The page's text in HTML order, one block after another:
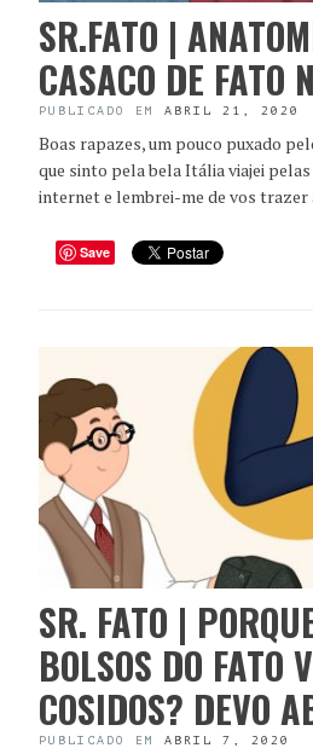
SR.FATO |
CASACO DE FATO
PUBLICADO EM ABRIL 21, 2020
Boas rapazes, um pouco puxado
que sinto pela bela Itália viajei
internet e lembrei-me de vos
Save
SR. FATO |
BOLSOS DO FATO
COSIDOS? DEVO
PUBLICADO EM ABRIL 7, 2020